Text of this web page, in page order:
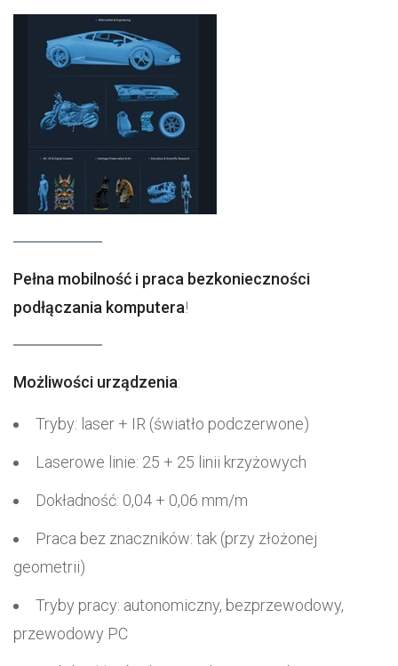
Pełna mobilność i praca bezkonieczności
podłączania komputera!
Możliwości urządzenia:
Tryby: laser + IR (światło podczerwone)
Laserowe linie: 25 + 25 linii krzyżowych
Dokładność: 0,04 + 0,06 mm/m
Praca bez znaczników: tak (przy złożonej
geometrii)
Tryby pracy: autonomiczny, bezprzewodowy,
przewodowy PC